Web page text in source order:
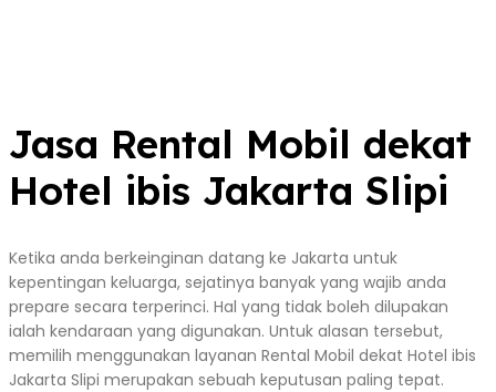
Jasa Rental Mobil dekat
Hotel ibis Jakarta Slipi
Ketika anda berkeinginan datang ke Jakarta untuk
kepentingan keluarga, sejatinya banyak yang wajib anda
prepare secara terperinci. Hal yang tidak boleh dilupakan
ialah kendaraan yang digunakan. Untuk alasan tersebut,
memilih menggunakan layanan Rental Mobil dekat Hotel ibis
Jakarta Slipi merupakan sebuah keputusan paling tepat.